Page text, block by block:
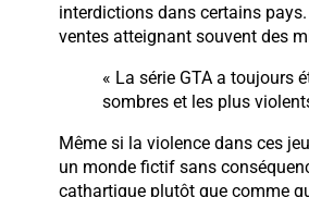
interdictions dans certains pays.
ventes atteignant souvent des
« La série GTA a toujours
sombres et les plus
Même si la violence dans ces
un monde fictif sans
cathartique plutôt que comme